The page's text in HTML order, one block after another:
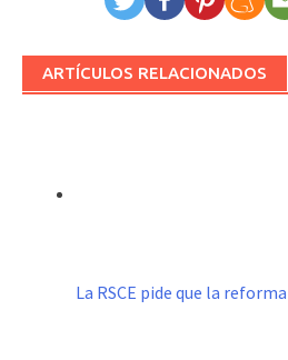
ARTÍCULOS RELACIONADOS
La RSCE pide que la